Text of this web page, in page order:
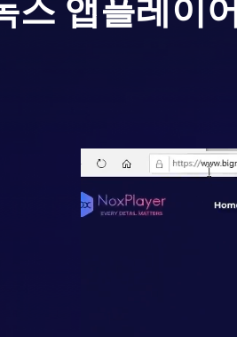
스 앱플레이